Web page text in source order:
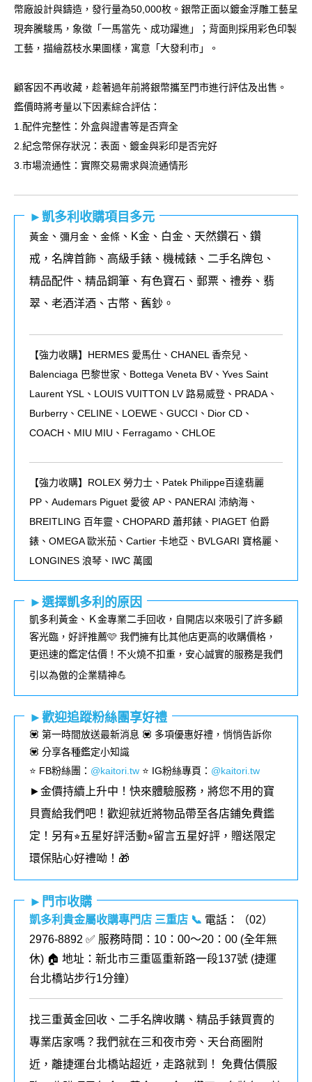
幣廠設計與鑄造，發行量為50,000枚。銀幣正面以鍍金浮雕工藝呈
現奔騰駿馬，象徵「一馬當先、成功躍進」；背面則採用彩色印製
工藝，描繪荔枝水果圖樣，寓意「大發利市」。
顧客因不再收藏，趁著過年前將銀幣攜至門市進行評估及出售。
鑑價時將考量以下因素綜合評估：
1.配件完整性：外盒與證書等是否齊全
2.紀念幣保存狀況：表面、鍍金與彩印是否完好
3.市場流通性：實際交易需求與流通情形
►凱多利收購項目多元
黃金 、 彌月金 、 金條 、K金、白金、天然鑽石、鑽
戒，名牌首飾、高級手錶、機械錶、二手名牌包、
精品配件、精品鋼筆、有色寶石、郵票、禮券、翡
翠、老酒洋酒、古幣、舊鈔。
【強力收購】HERMES 愛馬仕、CHANEL 香奈兒、
Balenciaga 巴黎世家、Bottega Veneta BV、Yves Saint
Laurent YSL、LOUIS VUITTON LV 路易威登、PRADA、
Burberry、CELINE、LOEWE、GUCCI、Dior CD、
COACH、MIU MIU、Ferragamo、CHLOE
【強力收購】ROLEX 勞力士、 Patek Philippe百達翡麗
PP 、 Audemars Piguet 愛彼 AP 、 PANERAI 沛納海、
BREITLING 百年靈、 CHOPARD 蕭邦錶、 PIAGET 伯爵
錶、 OMEGA歐米茄、 Cartier 卡地亞、 BVLGARI 寶格麗、
LONGINES 浪琴、 IWC 萬國
►選擇凱多利的原因
凱多利黃金、Ｋ金專業二手回收，自開店以來吸引了許多顧
客光臨，好評推薦🩷 我們擁有比其他店更高的收購價格，
更迅速的鑑定估價！不火燒不扣重，安心誠實的服務是我們
引以為傲的企業精神💪
►歡迎追蹤粉絲團享好禮
💟 第一時間放送最新消息 💟 多項優惠好禮，悄悄告訴你
💟 分享各種鑑定小知識
⭐️ FB粉絲團 ： @kaitori.tw ⭐️ IG粉絲專頁 ： @kaitori.tw
►金價持續上升中！快來體驗服務，將您不用的寶
貝賣給我們吧！歡迎就近將物品帶至各店鋪免費鑑
定！ 另有⭐︎五星好評活動⭐︎留言五星好評，贈送限定
環保貼心好禮呦！🎁
►門市收購
凱多利貴金屬收購專門店 三重店 📞 電話：（02）
2976-8892 ✅ 服務時間：10：00～20：00 (全年無
休) 🏠 地址：新北市三重區重新路一段137號 (捷運
台北橋站步行1分鐘）
找三重黃金回收、二手名牌收購、精品手錶買賣的
專業店家嗎？我們就在三和夜市旁、天台商圈附
近，離捷運台北橋站超近，走路就到！ 免費估價服